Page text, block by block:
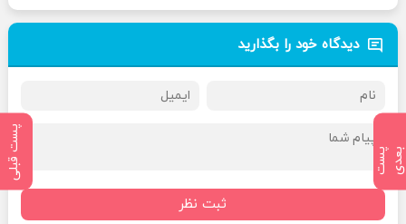
پ
س
ت
ب
ع
د ی پست قبلی
دیدگاه خود را بگذارید
ثبت نظر